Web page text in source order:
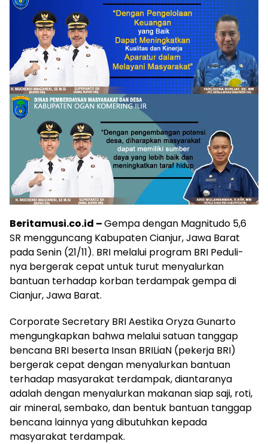
Beritamusi.co.id –Gempa dengan Magnitudo 5,6
SR mengguncang Kabupaten Cianjur, Jawa Barat
pada Senin (21/11). BRI melalui program BRI Peduli-
nya bergerak cepat untuk turut menyalurkan
bantuan terhadap korban terdampak gempa di
Cianjur, Jawa Barat.
Corporate Secretary BRI Aestika Oryza Gunarto
mengungkapkan bahwa melalui satuan tanggap
bencana BRI beserta Insan BRILiaN (pekerja BRI)
bergerak cepat dengan menyalurkan bantuan
terhadap masyarakat terdampak, diantaranya
adalah dengan menyalurkan makanan siap saji, roti,
air mineral, sembako, dan bentuk bantuan tanggap
bencana lainnya yang dibutuhkan kepada
masyarakat terdampak.